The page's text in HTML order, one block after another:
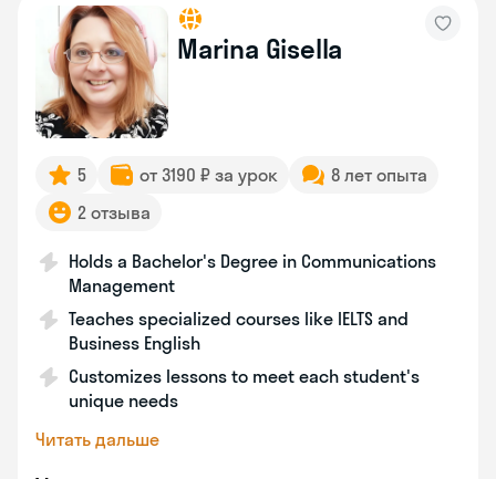
Marina Gisella
5 от 3190 ₽ за урок
8 лет опыта
2 отзыва
Holds a Bachelor's Degree in Communications
Management
Teaches specialized courses like IELTS and
Business English
Customizes lessons to meet each student's
unique needs
Читать дальше